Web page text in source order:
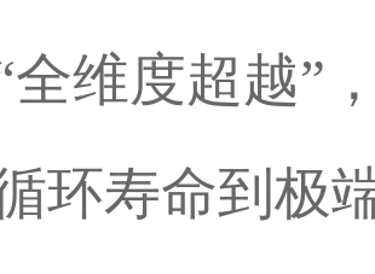
全维度超越”
环寿命到极